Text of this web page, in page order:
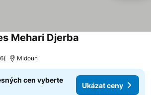
Mehari Djerba
Midoun
cen vyberte
Ukázat ceny